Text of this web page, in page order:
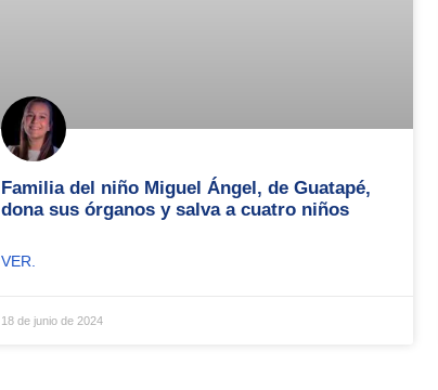
Familia del niño Miguel Ángel, de Guatapé,
dona sus órganos y salva a cuatro niños
VER.
18 de junio de 2024